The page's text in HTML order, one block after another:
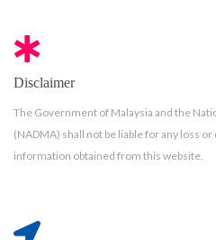
Disclaimer
The Government of Malaysia and the
(NADMA) shall not be liable for any loss
information obtained from this website.